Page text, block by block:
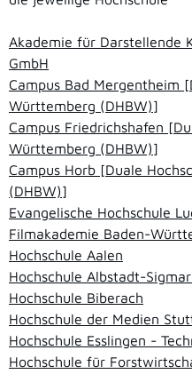
Akademie für Darstellende
GmbH
Campus Bad Mergentheim
Württemberg (DHBW)]
Campus Friedrichshafen
Württemberg (DHBW)]
Campus Horb [Duale
(DHBW)]
Evangelische Hochschule
Filmakademie Baden-
Hochschule Aalen
Hochschule Albstadt-
Hochschule Biberach
Hochschule der Medien
Hochschule Esslingen -
Hochschule für